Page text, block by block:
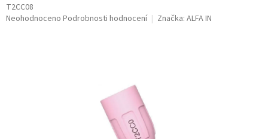
T2CC08
Průměrné
Neohodnoceno Podrobnosti hodnocení Značka: ALFA IN